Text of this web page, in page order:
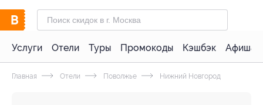
Услуги Отели Туры Промокоды Кэшбэк Афиша
Главная Отели Поволжье Нижний Новгород